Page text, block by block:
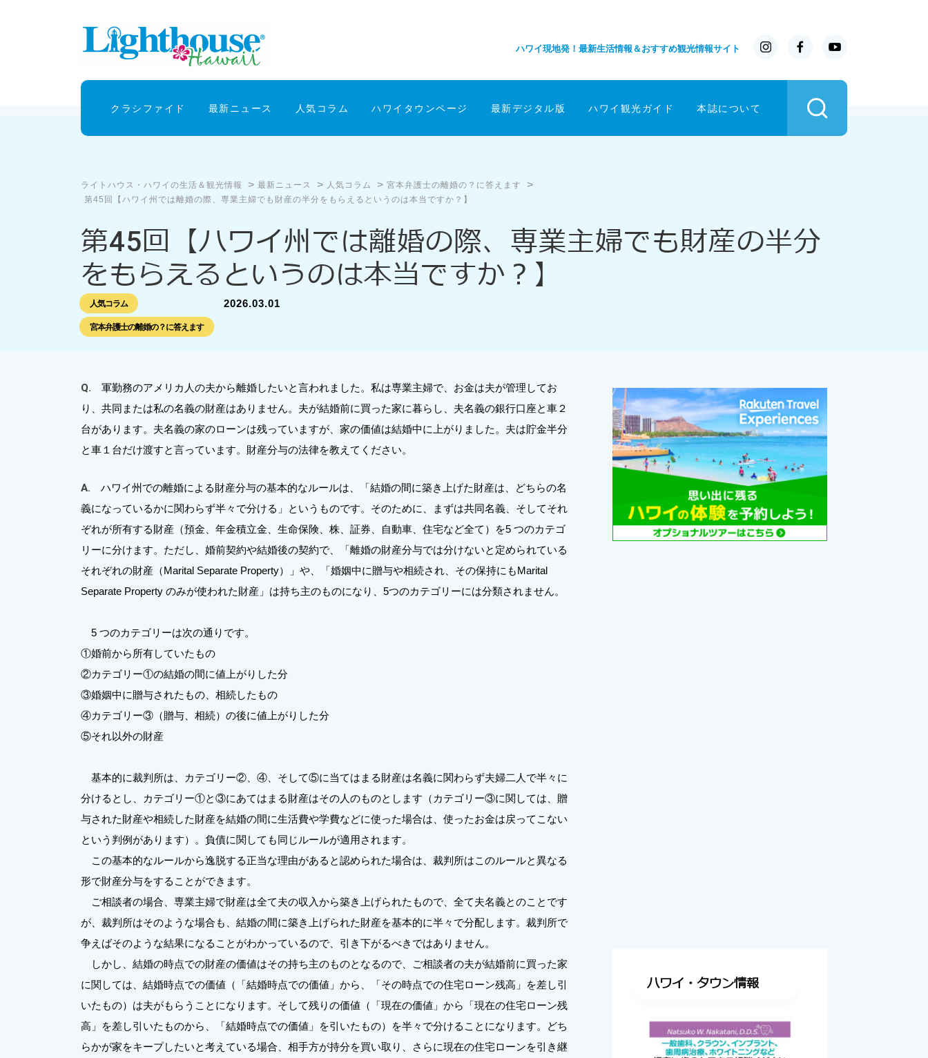
ハワイ現地発！最新生活情報＆おすすめ観光情報サイト
クラシファイド 最新ニュース 人気コラム ハワイタウンページ 最新デジタル版 ハワイ観光ガイド 本誌について
ライトハウス・ハワイの生活＆観光情報 > 最新ニュース > 人気コラム > 宮本弁護士の離婚の？に答えます >
第45回【ハワイ州では離婚の際、専業主婦でも財産の半分をもらえるというのは本当ですか？】
第45回【ハワイ州では離婚の際、専業主婦でも財産の半分
をもらえるというのは本当ですか？】
人気コラム
宮本弁護士の離婚の？に答えます
2026.03.01
Q. 軍勤務のアメリカ人の夫から離婚したいと言われました。私は専業主婦で、お金は夫が管理してお
り、共同または私の名義の財産はありません。夫が結婚前に買った家に暮らし、夫名義の銀行口座と車２
台があります。夫名義の家のローンは残っていますが、家の価値は結婚中に上がりました。夫は貯金半分
と車１台だけ渡すと言っています。財産分与の法律を教えてください。
A. ハワイ州での離婚による財産分与の基本的なルールは、「結婚の間に築き上げた財産は、どちらの名
義になっているかに関わらず半々で分ける」というものです。そのために、まずは共同名義、そしてそれ
ぞれが所有する財産（預金、年金積立金、生命保険、株、証券、自動車、住宅など全て）を5 つのカテゴ
リーに分けます。ただし、婚前契約や結婚後の契約で、「離婚の財産分与では分けないと定められている
それぞれの財産（Marital Separate Property）」や、「婚姻中に贈与や相続され、その保持にもMarital
Separate Property のみが使われた財産」は持ち主のものになり、5つのカテゴリーには分類されません。
5 つのカテゴリーは次の通りです。
①婚前から所有していたもの
②カテゴリー①の結婚の間に値上がりした分
③婚姻中に贈与されたもの、相続したもの
④カテゴリー③（贈与、相続）の後に値上がりした分
⑤それ以外の財産
基本的に裁判所は、カテゴリー②、④、そして⑤に当てはまる財産は名義に関わらず夫婦二人で半々に
分けるとし、カテゴリー①と③にあてはまる財産はその人のものとします（カテゴリー③に関しては、贈
与された財産や相続した財産を結婚の間に生活費や学費などに使った場合は、使ったお金は戻ってこない
という判例があります）。負債に関しても同じルールが適用されます。
この基本的なルールから逸脱する正当な理由があると認められた場合は、裁判所はこのルールと異なる
形で財産分与をすることができます。
ご相談者の場合、専業主婦で財産は全て夫の収入から築き上げられたもので、全て夫名義とのことです
が、裁判所はそのような場合も、結婚の間に築き上げられた財産を基本的に半々で分配します。裁判所で
争えばそのような結果になることがわかっているので、引き下がるべきではありません。
しかし、結婚の時点での財産の価値はその持ち主のものとなるので、ご相談者の夫が結婚前に買った家
に関しては、結婚時点での価値（「結婚時点での価値」から、「その時点での住宅ローン残高」を差し引
いたもの）は夫がもらうことになります。そして残りの価値（「現在の価値」から「現在の住宅ローン残
高」を差し引いたものから、「結婚時点での価値」を引いたもの）を半々で分けることになります。どち
らかが家をキープしたいと考えている場合、相手方が持分を買い取り、さらに現在の住宅ローンを引き継
ハワイ・タウン情報